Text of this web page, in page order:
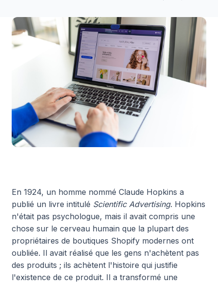
En 1924, un homme nommé Claude Hopkins a
publié un livre intitulé Scientific Advertising. Hopkins
n'était pas psychologue, mais il avait compris une
chose sur le cerveau humain que la plupart des
propriétaires de boutiques Shopify modernes ont
oubliée. Il avait réalisé que les gens n'achètent pas
des produits ; ils achètent l'histoire qui justifie
l'existence de ce produit. Il a transformé une